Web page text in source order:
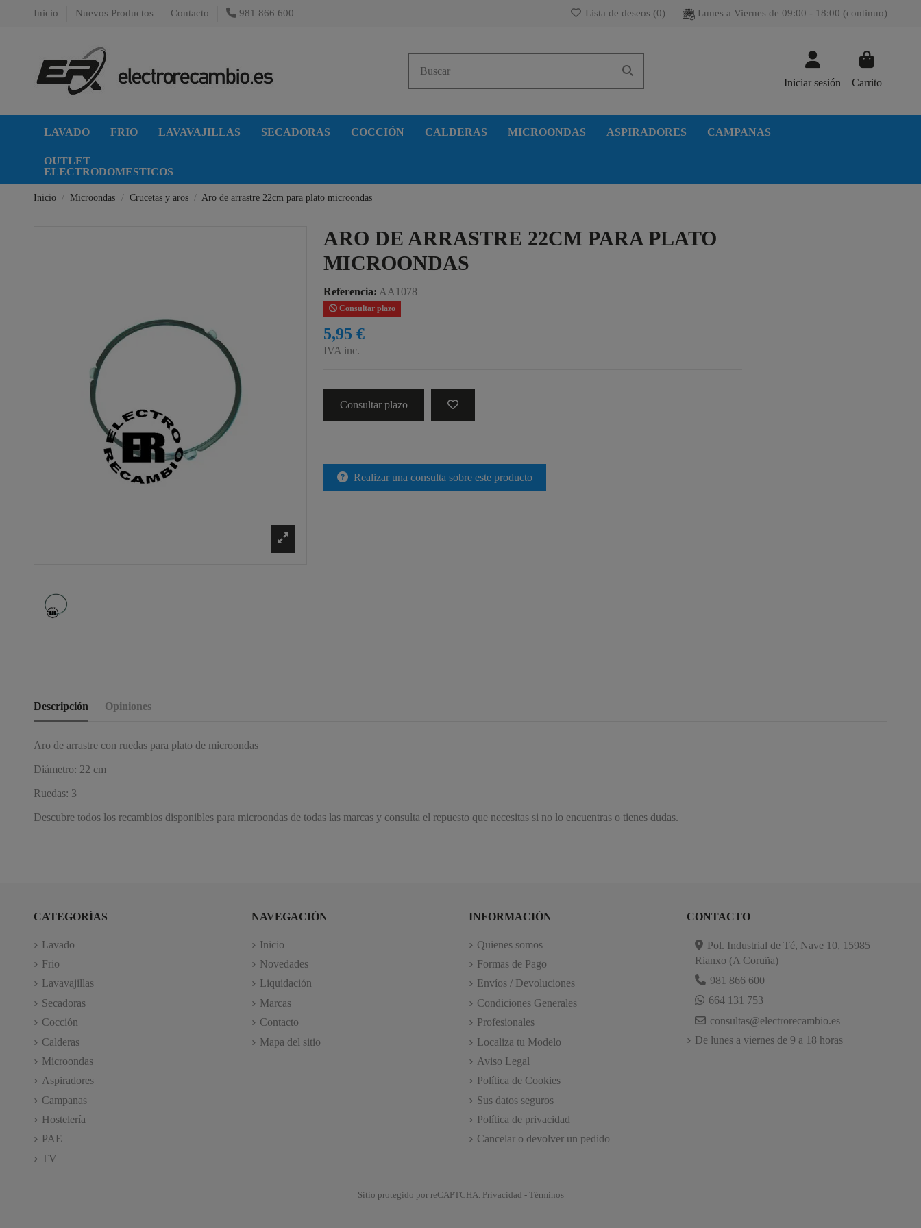
Inicio Nuevos Productos Contacto 981 866 600 Lista de deseos (0) Lunes a Viernes de 09:00 - 18:00 (continuo)
Iniciar sesión Carrito
LAVADO FRIO LAVAVAJILLAS SECADORAS COCCIÓN CALDERAS MICROONDAS ASPIRADORES CAMPANAS
OUTLET
ELECTRODOMESTICOS
Inicio Microondas Crucetas y aros Aro de arrastre 22cm para plato microondas
ARO DE ARRASTRE 22CM PARA PLATO
MICROONDAS
Referencia: AA1078
Consultar plazo
5,95 €
IVA inc.
Consultar plazo
Realizar una consulta sobre este producto
Descripción Opiniones
Aro de arrastre con ruedas para plato de microondas
Diámetro: 22 cm
Ruedas: 3
Descubre todos los recambios disponibles para microondas de todas las marcas y consulta el repuesto que necesitas si no lo encuentras o tienes dudas.
CATEGORÍAS
Lavado
Frio
Lavavajillas
Secadoras
Cocción
Calderas
Microondas
Aspiradores
Campanas
Hostelería
PAE
TV
NAVEGACIÓN
Inicio
Novedades
Liquidación
Marcas
Contacto
Mapa del sitio
INFORMACIÓN
Quienes somos
Formas de Pago
Envíos / Devoluciones
Condiciones Generales
Profesionales
Localiza tu Modelo
Aviso Legal
Política de Cookies
Sus datos seguros
Política de privacidad
Cancelar o devolver un pedido
CONTACTO
Pol. Industrial de Té, Nave 10, 15985
Rianxo (A Coruña)
981 866 600
664 131 753
consultas@electrorecambio.es
De lunes a viernes de 9 a 18 horas
Sitio protegido por reCAPTCHA. Privacidad - Términos